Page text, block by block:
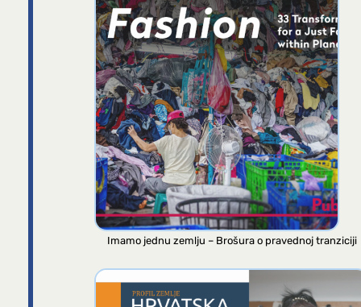
Imamo jednu zemlju – Brošura o pravednoj tranziciji